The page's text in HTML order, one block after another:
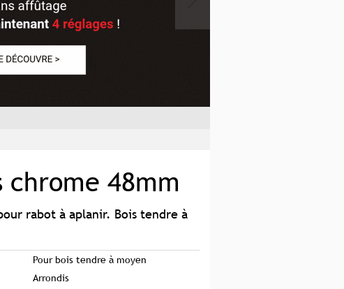
chrome 48mm
rabot à aplanir. Bois tendre à
Pour bois tendre à moyen
Arrondis